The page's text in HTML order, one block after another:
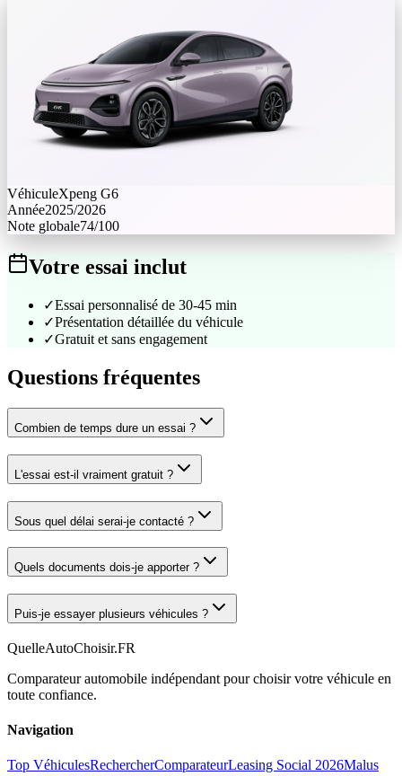
VéhiculeXpeng G6
Année2025/2026
Note globale74/100
Votre essai inclut
✓Essai personnalisé de 30-45 min
✓Présentation détaillée du véhicule
✓Gratuit et sans engagement
Questions fréquentes
Combien de temps dure un essai ?
L'essai est-il vraiment gratuit ?
Sous quel délai serai-je contacté ?
Quels documents dois-je apporter ?
Puis-je essayer plusieurs véhicules ?
QuelleAutoChoisir.FR
Comparateur automobile indépendant pour choisir votre véhicule en
toute confiance.
Navigation
Top VéhiculesRechercherComparateurLeasing Social 2026Malus